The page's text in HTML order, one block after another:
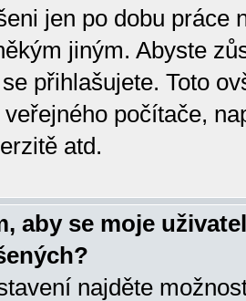
jen po dobu práce
jiným. Abyste
přihlašujete. Toto
počítače,
atd.
aby se moje
najděte